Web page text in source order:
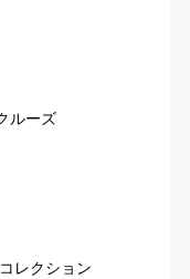
ルーズ
レクション